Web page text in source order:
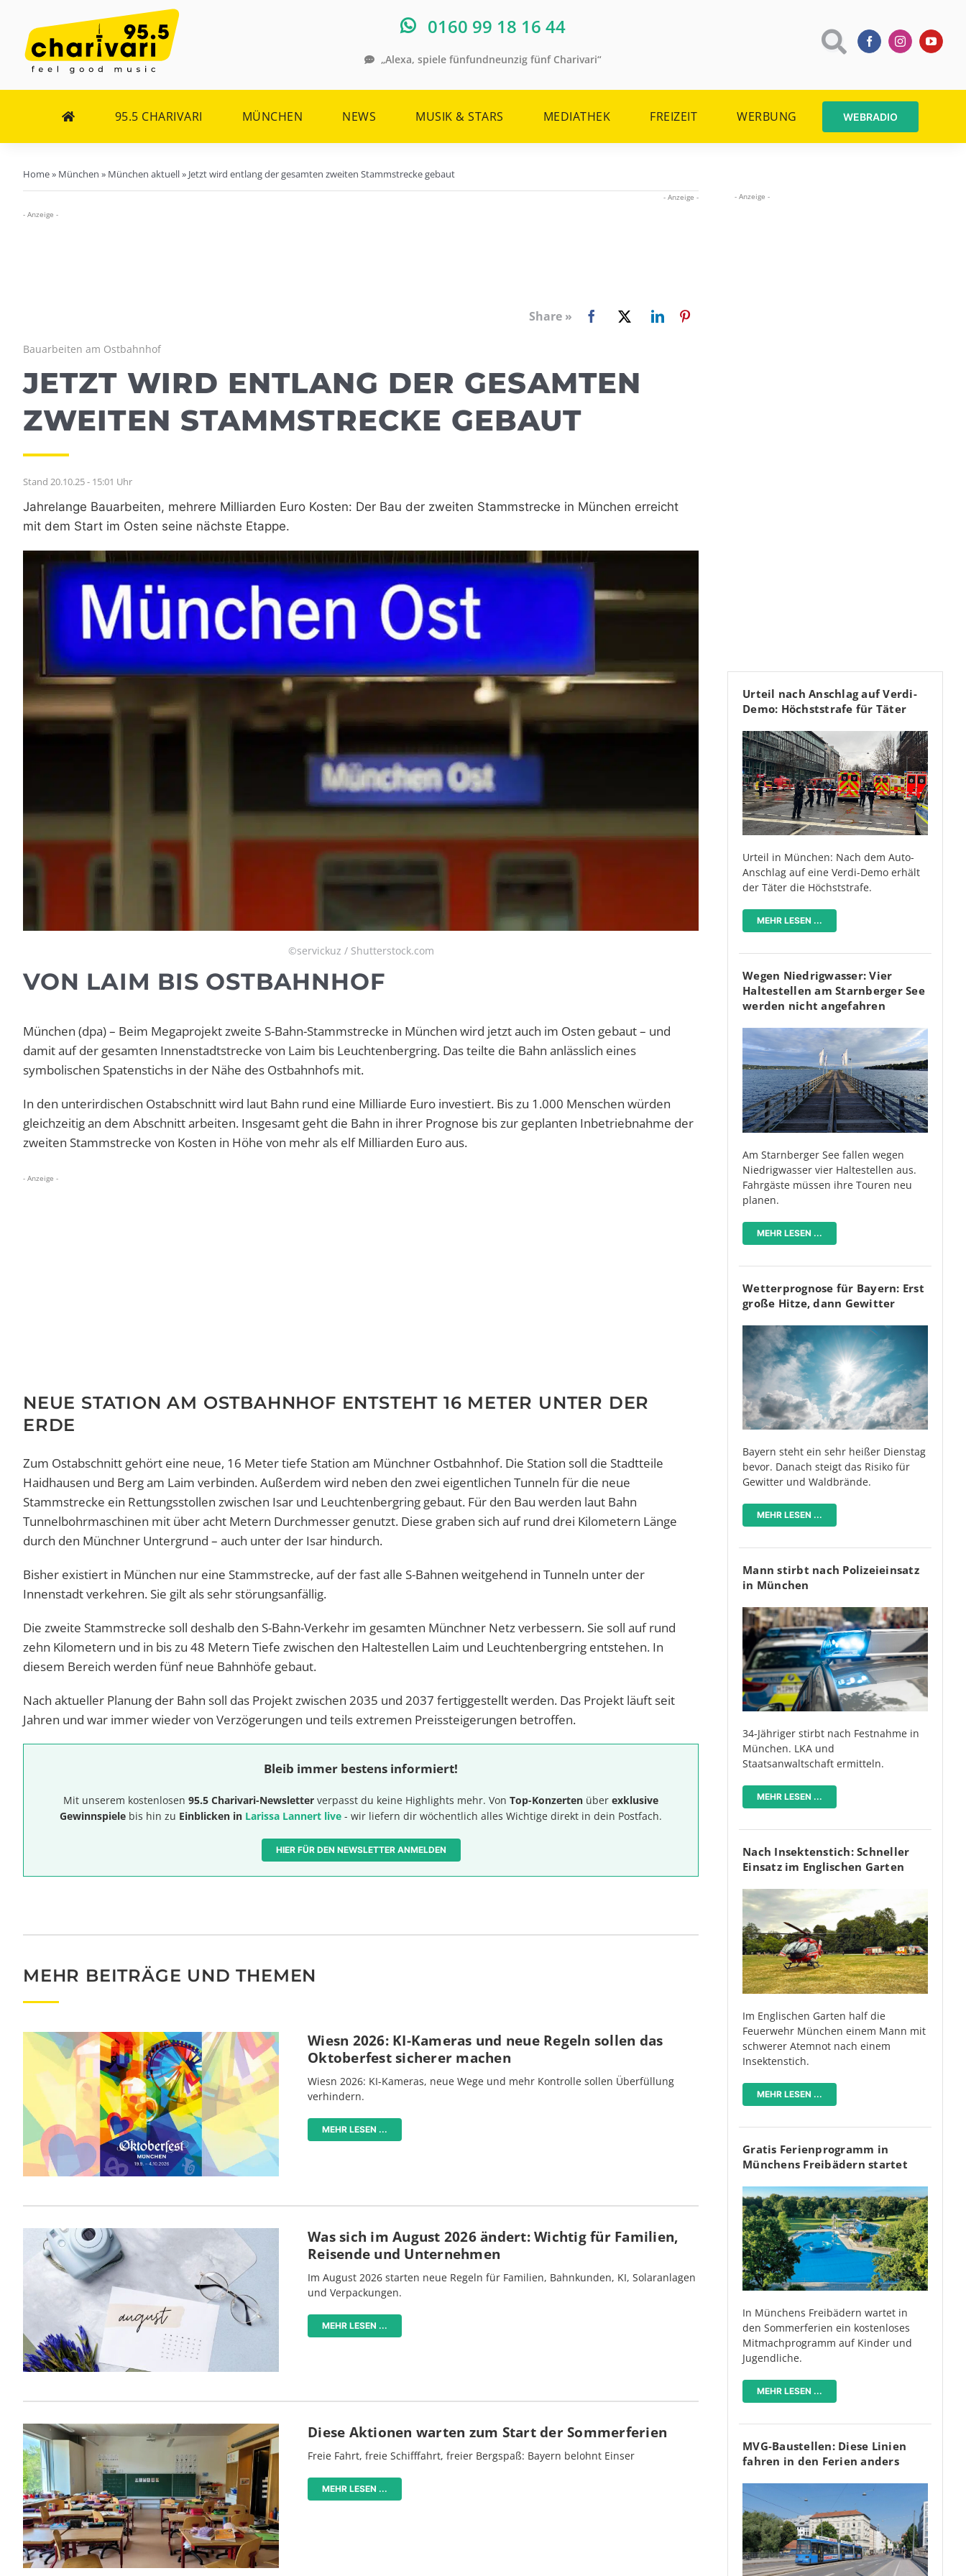
Inhalt
springen
0160 99 18 16 44
„Alexa, spiele fünfundneunzig fünf Charivari“
95.5 CHARIVARI MÜNCHEN NEWS MUSIK & STARS MEDIATHEK FREIZEIT WERBUNG WEBRADIO
Home» München » München aktuell» Jetzt wird entlang der gesamten zweiten Stammstrecke gebaut
- Anzeige -
- Anzeige -
Share »
Bauarbeiten am Ostbahnhof
JETZT WIRD ENTLANG DER GESAMTEN
ZWEITEN STAMMSTRECKE GEBAUT
Stand 20.10.25 - 15:01 Uhr
Jahrelange Bauarbeiten, mehrere Milliarden Euro Kosten: Der Bau der zweiten Stammstrecke in München erreicht
mit dem Start im Osten seine nächste Etappe.
©servickuz / Shutterstock.com
VON LAIM BIS OSTBAHNHOF
München (dpa) – Beim Megaprojekt zweite S-Bahn-Stammstrecke in München wird jetzt auch im Osten gebaut – und
damit auf der gesamten Innenstadtstrecke von Laim bis Leuchtenbergring. Das teilte die Bahn anlässlich eines
symbolischen Spatenstichs in der Nähe des Ostbahnhofs mit.
In den unterirdischen Ostabschnitt wird laut Bahn rund eine Milliarde Euro investiert. Bis zu 1.000 Menschen würden
gleichzeitig an dem Abschnitt arbeiten. Insgesamt geht die Bahn in ihrer Prognose bis zur geplanten Inbetriebnahme der
zweiten Stammstrecke von Kosten in Höhe von mehr als elf Milliarden Euro aus.
- Anzeige -
NEUE STATION AM OSTBAHNHOF ENTSTEHT 16 METER UNTER DER
ERDE
Zum Ostabschnitt gehört eine neue, 16 Meter tiefe Station am Münchner Ostbahnhof. Die Station soll die Stadtteile
Haidhausen und Berg am Laim verbinden. Außerdem wird neben den zwei eigentlichen Tunneln für die neue
Stammstrecke ein Rettungsstollen zwischen Isar und Leuchtenbergring gebaut. Für den Bau werden laut Bahn
Tunnelbohrmaschinen mit über acht Metern Durchmesser genutzt. Diese graben sich auf rund drei Kilometern Länge
durch den Münchner Untergrund – auch unter der Isar hindurch.
Bisher existiert in München nur eine Stammstrecke, auf der fast alle S-Bahnen weitgehend in Tunneln unter der
Innenstadt verkehren. Sie gilt als sehr störungsanfällig.
Die zweite Stammstrecke soll deshalb den S-Bahn-Verkehr im gesamten Münchner Netz verbessern. Sie soll auf rund
zehn Kilometern und in bis zu 48 Metern Tiefe zwischen den Haltestellen Laim und Leuchtenbergring entstehen. In
diesem Bereich werden fünf neue Bahnhöfe gebaut.
Nach aktueller Planung der Bahn soll das Projekt zwischen 2035 und 2037 fertiggestellt werden. Das Projekt läuft seit
Jahren und war immer wieder von Verzögerungen und teils extremen Preissteigerungen betroffen.
Bleib immer bestens informiert!
Mit unserem kostenlosen 95.5 Charivari-Newsletter verpasst du keine Highlights mehr. Von Top-Konzerten über exklusive
Gewinnspiele bis hin zu Einblicken in Larissa Lannert live - wir liefern dir wöchentlich alles Wichtige direkt in dein Postfach.
HIER FÜR DEN NEWSLETTER ANMELDEN
MEHR BEITRÄGE UND THEMEN
Wiesn 2026: KI-Kameras und neue Regeln sollen das
Oktoberfest sicherer machen
Wiesn 2026: KI-Kameras, neue Wege und mehr Kontrolle sollen Überfüllung
verhindern.
MEHR LESEN ...
Was sich im August 2026 ändert: Wichtig für Familien,
Reisende und Unternehmen
Im August 2026 starten neue Regeln für Familien, Bahnkunden, KI, Solaranlagen
und Verpackungen.
MEHR LESEN ...
Diese Aktionen warten zum Start der Sommerferien
Freie Fahrt, freie Schifffahrt, freier Bergspaß: Bayern belohnt Einser
MEHR LESEN ...
- Anzeige -
Urteil nach Anschlag auf Verdi-
Demo: Höchststrafe für Täter
Urteil in München: Nach dem Auto-
Anschlag auf eine Verdi-Demo erhält
der Täter die Höchststrafe.
MEHR LESEN ...
Wegen Niedrigwasser: Vier
Haltestellen am Starnberger See
werden nicht angefahren
Am Starnberger See fallen wegen
Niedrigwasser vier Haltestellen aus.
Fahrgäste müssen ihre Touren neu
planen.
MEHR LESEN ...
Wetterprognose für Bayern: Erst
große Hitze, dann Gewitter
Bayern steht ein sehr heißer Dienstag
bevor. Danach steigt das Risiko für
Gewitter und Waldbrände.
MEHR LESEN ...
Mann stirbt nach Polizeieinsatz
in München
34-Jähriger stirbt nach Festnahme in
München. LKA und
Staatsanwaltschaft ermitteln.
MEHR LESEN ...
Nach Insektenstich: Schneller
Einsatz im Englischen Garten
Im Englischen Garten half die
Feuerwehr München einem Mann mit
schwerer Atemnot nach einem
Insektenstich.
MEHR LESEN ...
Gratis Ferienprogramm in
Münchens Freibädern startet
In Münchens Freibädern wartet in
den Sommerferien ein kostenloses
Mitmachprogramm auf Kinder und
Jugendliche.
MEHR LESEN ...
MVG-Baustellen: Diese Linien
fahren in den Ferien anders